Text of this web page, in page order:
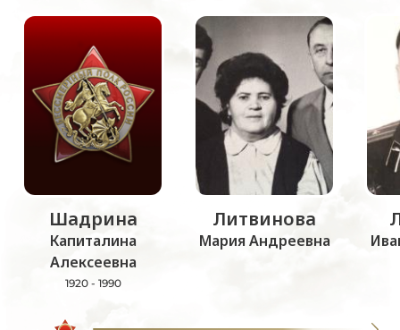
Шадрина
Капиталина
Алексеевна
1920 - 1990
Литвинова
Мария Андреевна